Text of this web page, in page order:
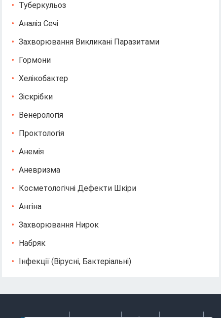
Туберкульоз
Аналіз Сечі
Захворювання Викликані Паразитами
Гормони
Хелікобактер
Зіскрібки
Венерологія
Проктологія
Анемія
Аневризма
Косметологічні Дефекти Шкіри
Ангіна
Захворювання Нирок
Набряк
Інфекції (вірусні, Бактеріальні)